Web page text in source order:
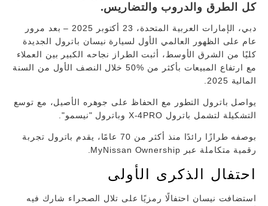
كل الطرق والدروب والتضاريس.
دبي، الإمارات العربية المتحدة، 23 أكتوبر 2025 – بعد مرور
عام على الظهور العالمي الأول لسيارة نيسان باترول الجديدة
كليًا من الشرق الأوسط، أثبت الطراز نجاحه الكبير بين العملاء
مع ارتفاع المبيعات بأكثر من %50 خلال النصف الأول من السنة
المالية 2025.
يواصل باترول التطور مع الحفاظ على جوهره الأصيل، مع توسع
التشكيلة لتشمل باترول X-4PRO وباترول "نيسمو".
بوصفه طرازًا رائدًا منذ أكثر من 70 عامًا، يقدم باترول تجربة
رقمية متكاملة عبر MyNissan Ownership.
احتفال الذكرى الأولى
استضافت نيسان احتفالًا رمزيًا على تلال الصحراء شارك فيه